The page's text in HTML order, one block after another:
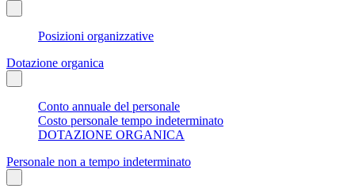
Posizioni organizzative
Dotazione organica
Conto annuale del personale
Costo personale tempo indeterminato
DOTAZIONE ORGANICA
Personale non a tempo indeterminato